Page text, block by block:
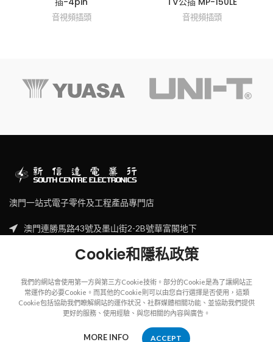
音視頻插頭 音視頻插頭
澳門一站式電子零件及工程產品專門店
澳門連勝馬路43號及墨山街2-2B號華富閣地下
2023SOUTH CENTRE ELECTRIONCISAll rights reserved.
Cookie和隱私政策
我們的網站會使用第一方與第三方Cookie技術。部分的Cookie是為了讓網站正
常運作的必要Cookie。而其他的Cookie則可以由您自行選擇是否使用，這類
Cookie包括協助我們瞭解網站的運作狀況、社群媒體相關功能、並協助我們提供
更好的服務、使用經驗、與您相關的內容與廣告。
MORE INFO ACCEPT